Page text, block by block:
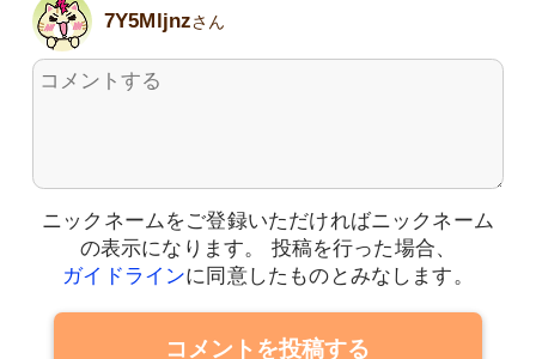
7Y5Mljnzさん
ニックネームをご登録いただければニックネーム
の表示になります。
投稿を行った場合、
ガイドラインに同意したものとみなします。
コメントを投稿する